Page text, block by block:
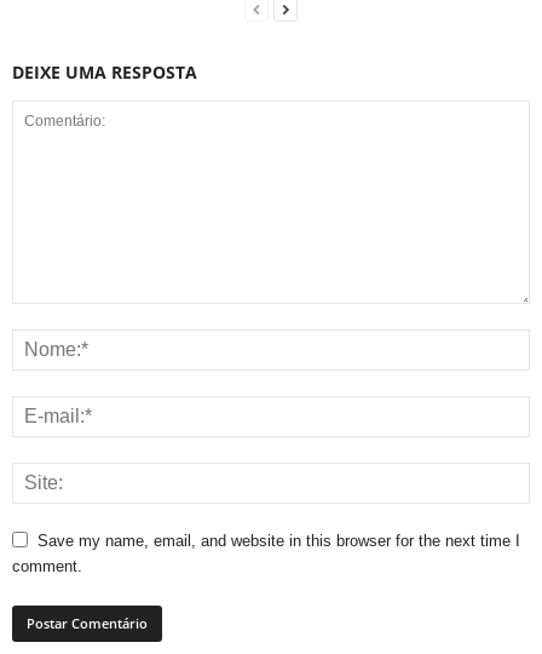
DEIXE UMA RESPOSTA
Save my name, email, and website in this browser for the next time I
comment.